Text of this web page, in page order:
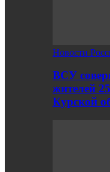
Новости
ВСУ
жителей
Курской